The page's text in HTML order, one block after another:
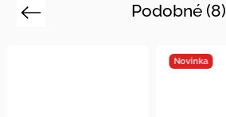
Podobné (8)
Previous